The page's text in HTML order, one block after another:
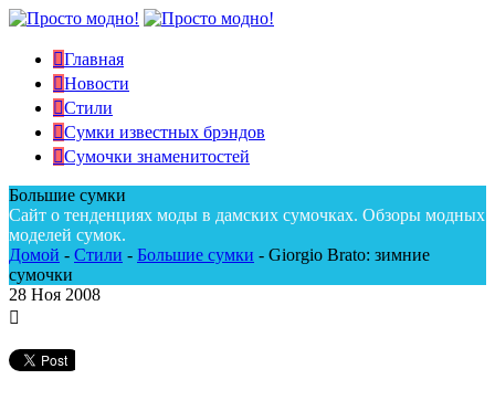
Главная
Новости
Стили
Сумки известных брэндов
Сумочки знаменитостей
Большие сумки
Сайт о тенденциях моды в дамских сумочках. Обзоры модных
моделей сумок.
Домой - Стили - Большие сумки - Giorgio Brato: зимние
сумочки
28 Ноя 2008